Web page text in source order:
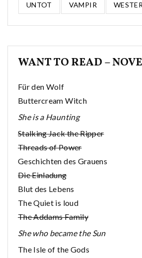
UNTOT VAMPIR
WANT TO READ –
Für den Wolf
Buttercream Witch
She is a Haunting
Stalking Jack the Ripper
Threads of Power
Geschichten des Grauens
Die Einladung
Blut des Lebens
The Quiet is loud
The Addams Family
She who became the Sun
The Isle of the Gods